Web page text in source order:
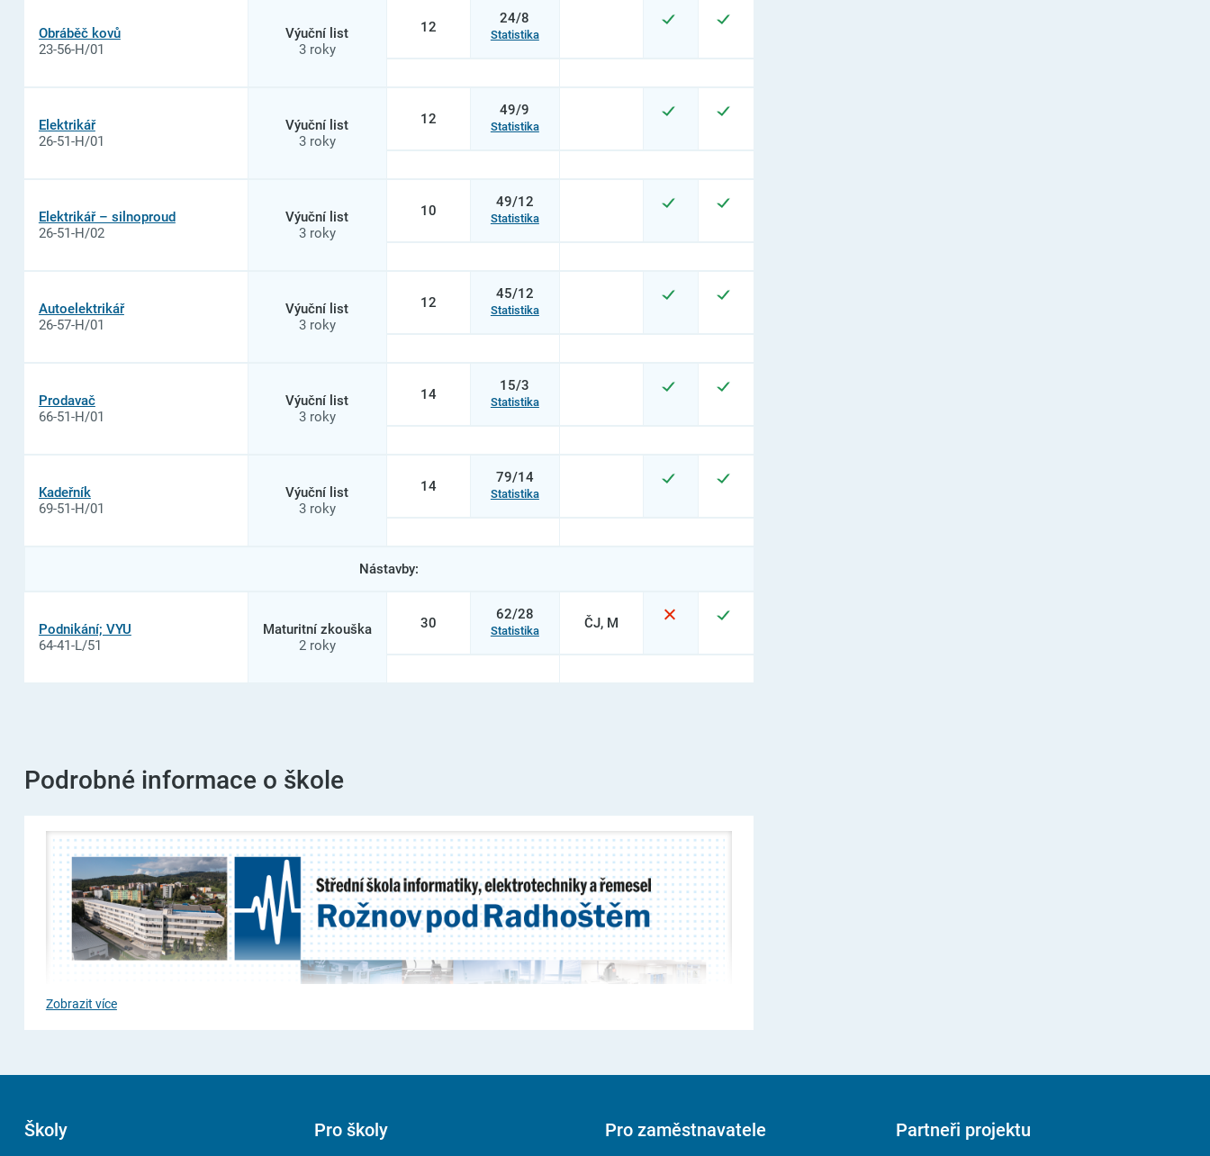
Obráběč kovů
23-56-H/01
Výuční list
3 roky
12
24/8
Statistika
Elektrikář
26-51-H/01
Výuční list
3 roky
12
49/9
Statistika
Elektrikář – silnoproud
26-51-H/02
Výuční list
3 roky
10
49/12
Statistika
Autoelektrikář
26-57-H/01
Výuční list
3 roky
12
45/12
Statistika
Prodavač
66-51-H/01
Výuční list
3 roky
14
15/3
Statistika
Kadeřník
69-51-H/01
Výuční list
3 roky
14
79/14
Statistika
Nástavby:
Podnikání; VYU
64-41-L/51
Maturitní zkouška
2 roky
30
62/28
Statistika ČJ, M
Podrobné informace o škole
Zobrazit více
Školy Pro školy Pro zaměstnavatele Partneři projektu